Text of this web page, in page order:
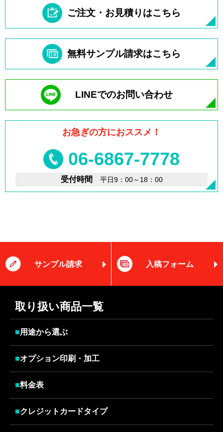
ご注文・お見積りはこちら
無料サンプル請求はこちら
LINEでのお問い合わせ
お急ぎの方におススメ！
06-6867-7778
受付時間 平日9：00～18：00
サンプル請求 入稿フォーム
取り扱い商品一覧
■用途から選ぶ
■オプション印刷・加工
■料金表
■クレジットカードタイプ